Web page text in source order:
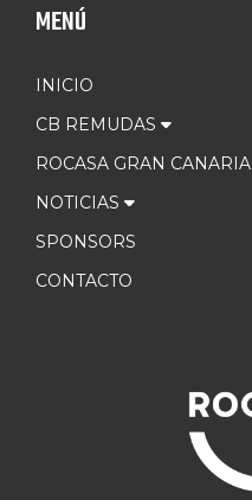
MENÚ
INICIO
CB REMUDAS
ROCASA GRAN CANARIA
NOTICIAS
SPONSORS
CONTACTO